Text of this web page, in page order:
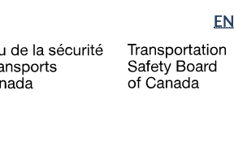
to
main
to
"About
government"
à
la
EN